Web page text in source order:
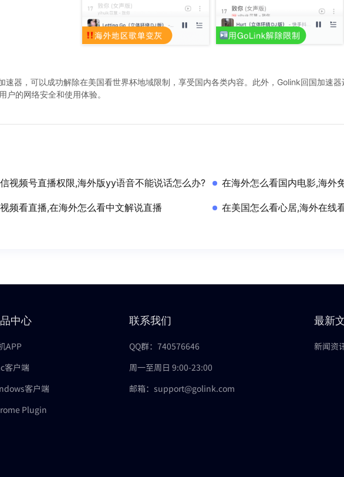
速器，可以成功解除在美国看世界杯地域限制，享受国内各类内容。此外，Golink回国加速
户的网络安全和使用体验。
视频号直播权限,海外版yy语音不能说话怎么办? 在海外怎么看国内电影,海外
频看直播,在海外怎么看中文解说直播 在美国怎么看心居,海外在线
中心
APP
客户端
客户端
Plugin
联系我们
QQ群：740576646
周一至周日 9:00-23:00
邮箱：support@golink.com
最新
新闻资